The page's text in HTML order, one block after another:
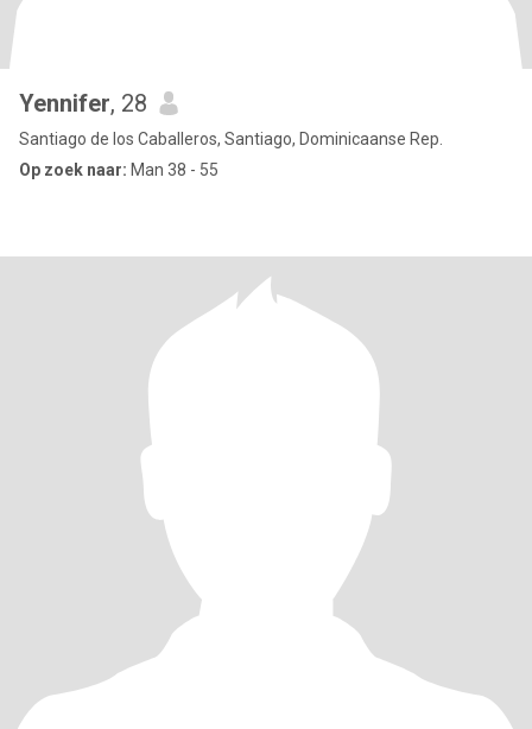
Yennifer, 28
Santiago de los Caballeros, Santiago, Dominicaanse Rep.
Op zoek naar: Man 38 - 55